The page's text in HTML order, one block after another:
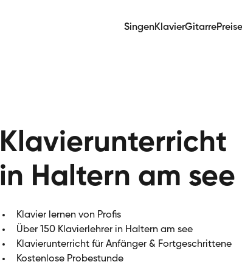
SingenKlavierGitarrePreise
Klavierunterricht
in Haltern am see
Klavier lernen von Profis
Über 150 Klavierlehrer in Haltern am see
Klavierunterricht für Anfänger & Fortgeschrittene
Kostenlose Probestunde